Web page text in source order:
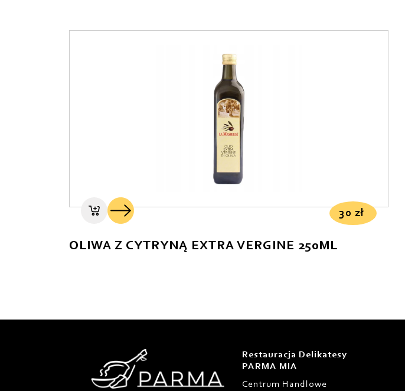
30 zł
OLIWA Z CYTRYNĄ EXTRA VERGINE 250ML
Restauracja Delikatesy
PARMA MIA
Centrum Handlowe